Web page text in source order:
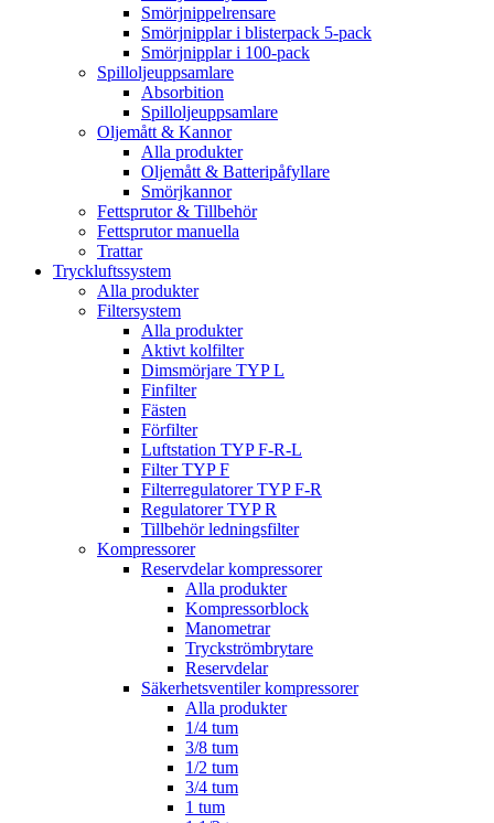
Smörjnippelrensare
Smörjnipplar i blisterpack 5-pack
Smörjnipplar i 100-pack
Spilloljeuppsamlare
Absorbition
Spilloljeuppsamlare
Oljemått & Kannor
Alla produkter
Oljemått & Batteripåfyllare
Smörjkannor
Fettsprutor & Tillbehör
Fettsprutor manuella
Trattar
Tryckluftssystem
Alla produkter
Filtersystem
Alla produkter
Aktivt kolfilter
Dimsmörjare TYP L
Finfilter
Fästen
Förfilter
Luftstation TYP F-R-L
Filter TYP F
Filterregulatorer TYP F-R
Regulatorer TYP R
Tillbehör ledningsfilter
Kompressorer
Reservdelar kompressorer
Alla produkter
Kompressorblock
Manometrar
Tryckströmbrytare
Reservdelar
Säkerhetsventiler kompressorer
Alla produkter
1/4 tum
3/8 tum
1/2 tum
3/4 tum
1 tum